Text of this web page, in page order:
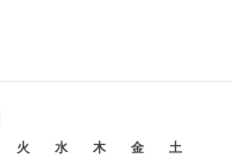
火 水 木 金 土